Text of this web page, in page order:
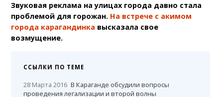
Звуковая реклама на улицах города давно стала
проблемой для горожан. На встрече с акимом
города карагандинка высказала свое
возмущение.
ССЫЛКИ ПО ТЕМЕ
28 Марта 2016 В Караганде обсудили вопросы
проведения легализации и второй волны